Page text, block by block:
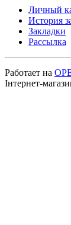
Личный
История
Закладки
Рассылка
Работает на
Інтернет-